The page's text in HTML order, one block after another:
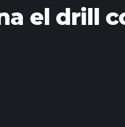
el drill